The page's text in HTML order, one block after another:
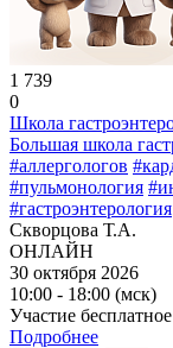
1 739
0
Школа
Большая школа
#аллергологов
#пульмонология
#гастроэнтерология
Скворцова Т.А.
ОНЛАЙН
30 октября 2026
10:00 - 18:00 (мск)
Участие бесплатное
Подробнее